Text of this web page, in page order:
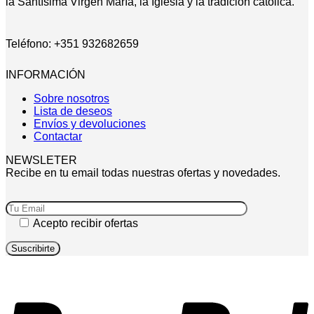
Teléfono: +351 932682659
INFORMACIÓN
Sobre nosotros
Lista de deseos
Envíos y devoluciones
Contactar
NEWSLETER
Recibe en tu email todas nuestras ofertas y novedades.
Acepto recibir ofertas